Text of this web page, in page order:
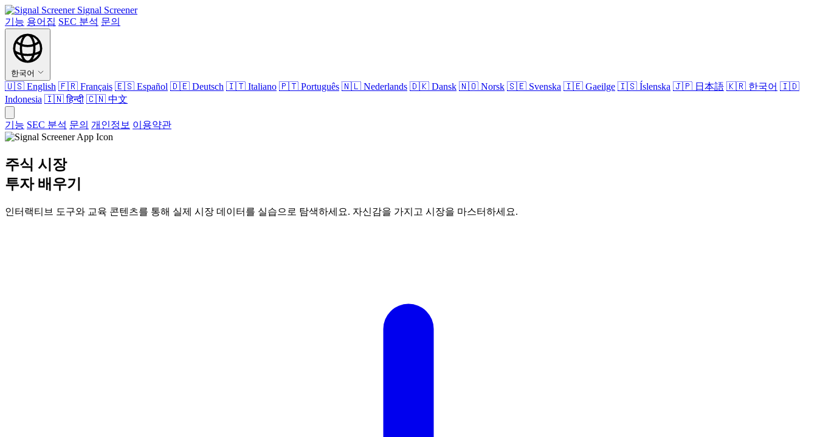
Signal Screener
기능 용어집 SEC 분석 문의
한국어
🇺🇸 English 🇫🇷 Français 🇪🇸 Español 🇩🇪 Deutsch 🇮🇹 Italiano 🇵🇹 Português 🇳🇱 Nederlands 🇩🇰 Dansk 🇳🇴 Norsk 🇸🇪 Svenska 🇮🇪 Gaeilge 🇮🇸 Íslenska 🇯🇵 日本語 🇰🇷 한국어 🇮🇩
Indonesia 🇮🇳हिन्दी 🇨🇳 中文
기능 SEC 분석 문의 개인정보 이용약관
주식 시장
투자 배우기
인터랙티브 도구와 교육 콘텐츠를 통해 실제 시장 데이터를 실습으로 탐색하세요. 자신감을 가지고 시장을 마스터하세요.